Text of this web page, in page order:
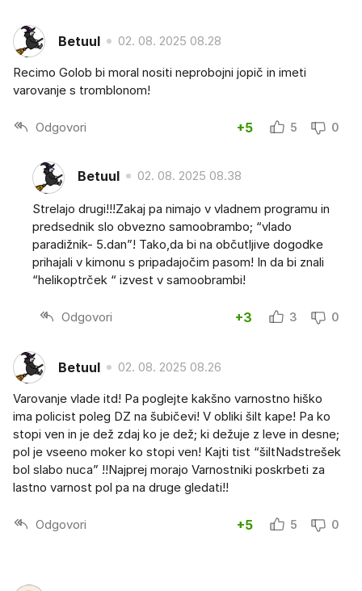
Betuul 02. 08. 2025 08.28
Recimo Golob bi moral nositi neprobojni jopič in imeti
varovanje s tromblonom!
Odgovori +5 5 0
Betuul 02. 08. 2025 08.38
Strelajo drugi!!!Zakaj pa nimajo v vladnem programu in
predsednik slo obvezno samoobrambo; “vlado
paradižnik- 5.dan”! Tako,da bi na občutljive dogodke
prihajali v kimonu s pripadajočim pasom! In da bi znali
“helikoptrček “ izvest v samoobrambi!
Odgovori +3 3 0
Betuul 02. 08. 2025 08.26
Varovanje vlade itd! Pa poglejte kakšno varnostno hiško
ima policist poleg DZ na šubičevi! V obliki šilt kape! Pa ko
stopi ven in je dež zdaj ko je dež; ki dežuje z leve in desne;
pol je vseeno moker ko stopi ven! Kajti tist “šiltNadstrešek
bol slabo nuca” !!Najprej morajo Varnostniki poskrbeti za
lastno varnost pol pa na druge gledati!!
Odgovori +5 5 0